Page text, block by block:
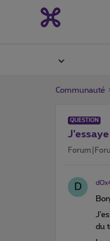
Communauté
QUESTION
D
du